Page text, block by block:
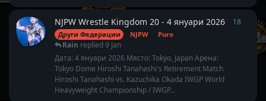
NJPW Wrestle Kingdom 20 - 4 януари 2026
Други Федерации NJPW Puro
Rain replied9 Jan
Дата: 4 януари 2026 Място: Tokyo, Japan Арена:
Tokyo Dome Hiroshi Tanahashi's Retirement Match
Hiroshi Tanahashi vs. Kazuchika Okada IWGP World
Heavyweight Championship / IWGP...
18